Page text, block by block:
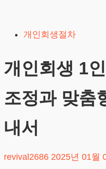
content
개인회생절차
개인회생 1
조정과 맞춤
내서
revival2686 2025년 01월